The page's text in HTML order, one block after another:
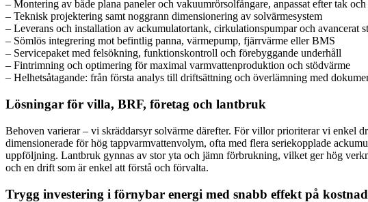
– Montering av både plana paneler och vakuumrörsolfångare, anpassat efter tak
– Teknisk projektering samt noggrann dimensionering av solvärmesystem
– Leverans och installation av ackumulatortank, cirkulationspumpar och avancerat
– Sömlös integrering mot befintlig panna, värmepump, fjärrvärme eller BMS
– Servicepaket med felsökning, funktionskontroll och förebyggande underhåll
– Fintrimning och optimering för maximal varmvattenproduktion och stödvärme
– Helhetsåtagande: från första analys till driftsättning och överlämning med
Lösningar för villa, BRF, företag och lantbruk
Behoven varierar – vi skräddarsyr solvärme därefter. För villor prioriterar vi enkel
dimensionerade för hög tappvarmvattenvolym, ofta med flera seriekopplade
uppföljning. Lantbruk gynnas av stor yta och jämn förbrukning, vilket ger hög
och en drift som är enkel att förstå och förvalta.
Trygg investering i förnybar energi med snabb effekt på